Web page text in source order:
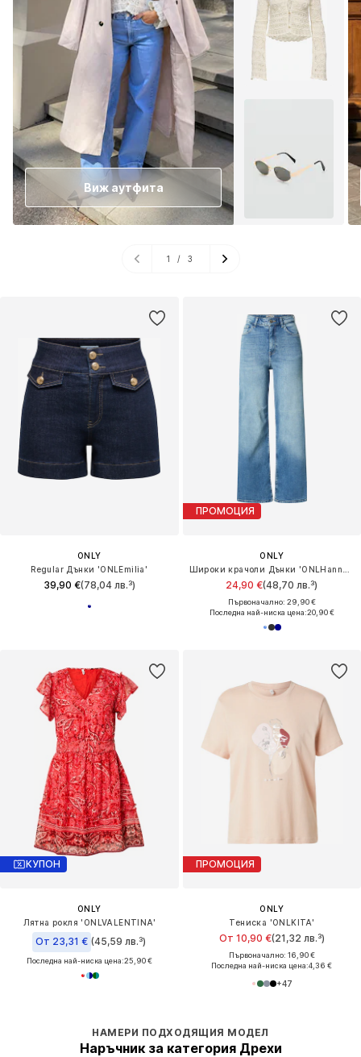
ONLY
Regular Дънки 'ONLEmilia'
39,90 €(78,04 лв.³)
ПРОМОЦИЯ
ONLY
24,90 €(48,70 лв.³)
Първоначално: 29,90 €
Последна най-ниска цена:20,90 €
Виж аутфита
1 / 3
КУПОН
ONLY
Лятна рокля 'ONLVALENTINA'
От 23,31 € (45,59 лв.³)
Последна най-ниска цена:25,90 €
ПРОМОЦИЯ
ONLY
Тениска 'ONLKITA'
От 10,90 €(21,32 лв.³)
Първоначално: 16,90 €
Последна най-ниска цена:4,36 €
+47
НАМЕРИ ПОДХОДЯЩИЯ МОДЕЛ
Наръчник за категория Дрехи